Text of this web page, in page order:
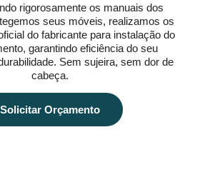
rigorosamente os manuais dos
seus móveis, realizamos os
do fabricante para instalação do
garantindo eficiência do seu
Sem sujeira, sem dor de
cabeça.
Solicitar Orçamento